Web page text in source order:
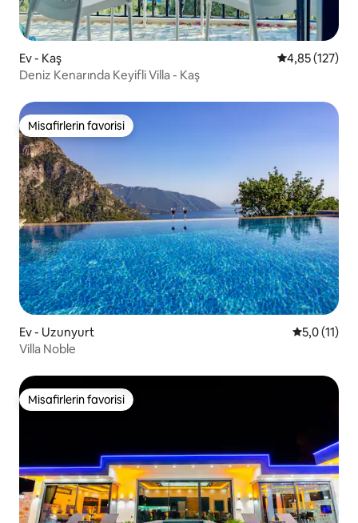
Ev - Kaş 5 üzerinden
4,85 (127)
Deniz Kenarında Keyifli Villa - Kaş
Misafirlerin favorisi
Misafirlerin favorisi
Ev - Uzunyurt 55,0 (11)
Villa Noble
Misafirlerin favorisi
Misafirlerin favorisi